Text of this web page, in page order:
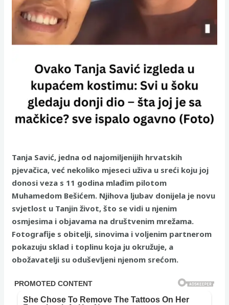
Tanja Savić, jedna od najomiljenijih hrvatskih
pjevačica, već nekoliko mjeseci uživa u sreći koju joj
donosi veza s 11 godina mlađim pilotom
Muhamedom Bešićem. Njihova ljubav donijela je novu
svjetlost u Tanjin život, što se vidi u njenim
osmjesima i objavama na društvenim mrežama.
Fotografije s obitelji, sinovima i voljenim partnerom
pokazuju sklad i toplinu koja ju okružuje, a
obožavatelji su oduševljeni njenom srećom.